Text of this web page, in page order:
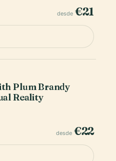
desde €21
Plum Brandy
Reality
desde €22